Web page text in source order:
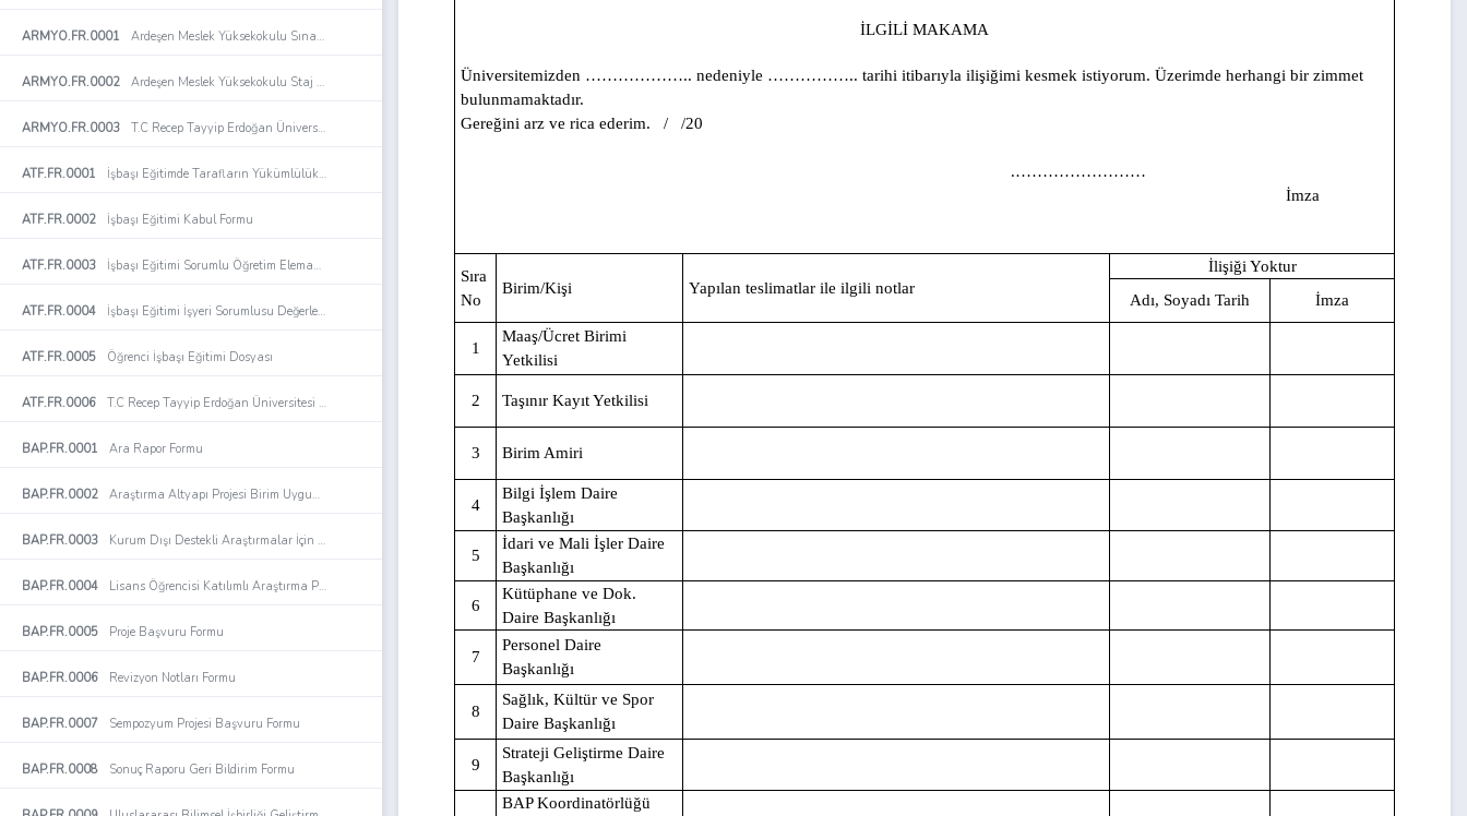
ARMYO.FR.0001 Ardeşen Meslek Yüksekokulu Sınav Değerlendirme Formu
ARMYO.FR.0002 Ardeşen Meslek Yüksekokulu Staj Değerlendirme Formu
ARMYO.FR.0003 T.C Recep Tayyip Erdoğan Üniversitesi Ardeşen Meslek Yüksekokulu Öğrenci Staj Dosyası
ATF.FR.0001 İşbaşı Eğitimde Tarafların Yükümlülüklerine İlişkin Sözleşme
ATF.FR.0002 İşbaşı Eğitimi Kabul Formu
ATF.FR.0003 İşbaşı Eğitimi Sorumlu Öğretim Elemanı Denetim Formu
ATF.FR.0004 İşbaşı Eğitimi İşyeri Sorumlusu Değerlendirme Formu
ATF.FR.0005 Öğrenci İşbaşı Eğitimi Dosyası
ATF.FR.0006 T.C Recep Tayyip Erdoğan Üniversitesi Ardeşen Turizm Fakültesi Öğrenci Staj Dosyası
BAP.FR.0001 Ara Rapor Formu
BAP.FR.0002 Araştırma Altyapı Projesi Birim Uygunluk Formu
BAP.FR.0003 Kurum Dışı Destekli Araştırmalar İçin İhtiyaç Projesi Başvuru Formu
BAP.FR.0004 Lisans Öğrencisi Katılımlı Araştırma Projeleri Beyan Formu
BAP.FR.0005 Proje Başvuru Formu
BAP.FR.0006 Revizyon Notları Formu
BAP.FR.0007 Sempozyum Projesi Başvuru Formu
BAP.FR.0008 Sonuç Raporu Geri Bildirim Formu
İLGİLİ MAKAMA
Üniversitemizden ……………….. nedeniyle …………….. tarihi itibarıyla ilişiğimi kesmek istiyorum. Üzerimde herhangi bir zimmet
bulunmamaktadır.
Gereğini arz ve rica ederim.
/ /20
.……………………
İmza
Sıra
No
Birim/Kişi Yapılan teslimatlar ile ilgili notlar
İlişiği Yoktur
Adı, Soyadı Tarih
İmza
1
Maaş/Ücret Birimi
Yetkilisi
2 Taşınır Kayıt Yetkilisi
3 Birim Amiri
4
Bilgi İşlem Daire
Başkanlığı
5
İdari ve Mali İşler Daire
Başkanlığı
6
Kütüphane ve Dok.
Daire Başkanlığı
7
Personel Daire
Başkanlığı
8
Sağlık, Kültür ve Spor
Daire Başkanlığı
9
Strateji Geliştirme Daire
Başkanlığı
BAP Koordinatörlüğü